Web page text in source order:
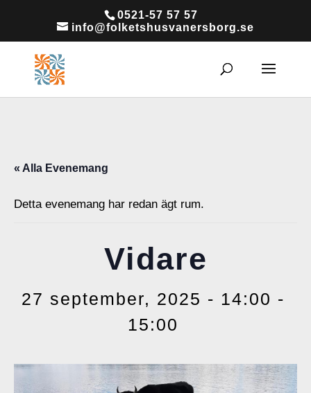
0521-57 57 57
info@folketshusvanersborg.se
« Alla Evenemang
Detta evenemang har redan ägt rum.
Vidare
27 september, 2025 - 14:00 -
15:00